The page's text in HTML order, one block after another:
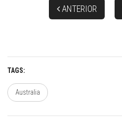
ANTERIOR
TAGS
Australia